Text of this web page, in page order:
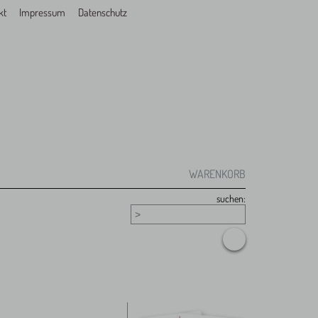
Impressum Datenschutz
WARENKORB
suchen: